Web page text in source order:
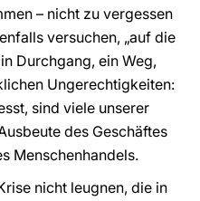
– nicht zu vergessen
versuchen, „auf die
Durchgang, ein Weg,
Ungerechtigkeiten:
sind viele unserer
des Geschäftes
Menschenhandels.
nicht leugnen, die in